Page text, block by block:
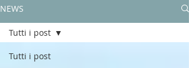
NEWS
Tutti i post
Tutti i post